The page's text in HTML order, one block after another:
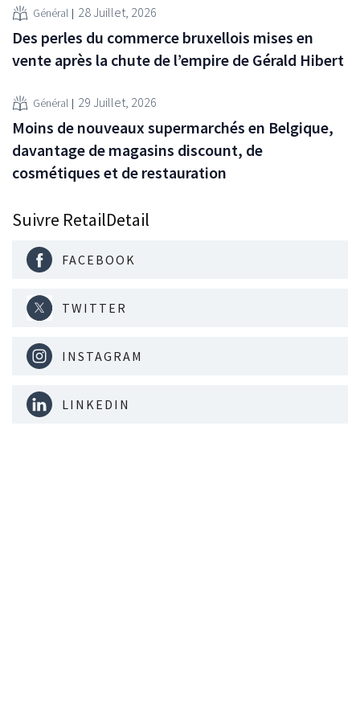
Général 28 Juillet, 2026
Des perles du commerce bruxellois mises en
vente après la chute de l’empire de Gérald Hibert
Général 29 Juillet, 2026
Moins de nouveaux supermarchés en Belgique,
davantage de magasins discount, de
cosmétiques et de restauration
Suivre RetailDetail
FACEBOOK
TWITTER
INSTAGRAM
LINKEDIN